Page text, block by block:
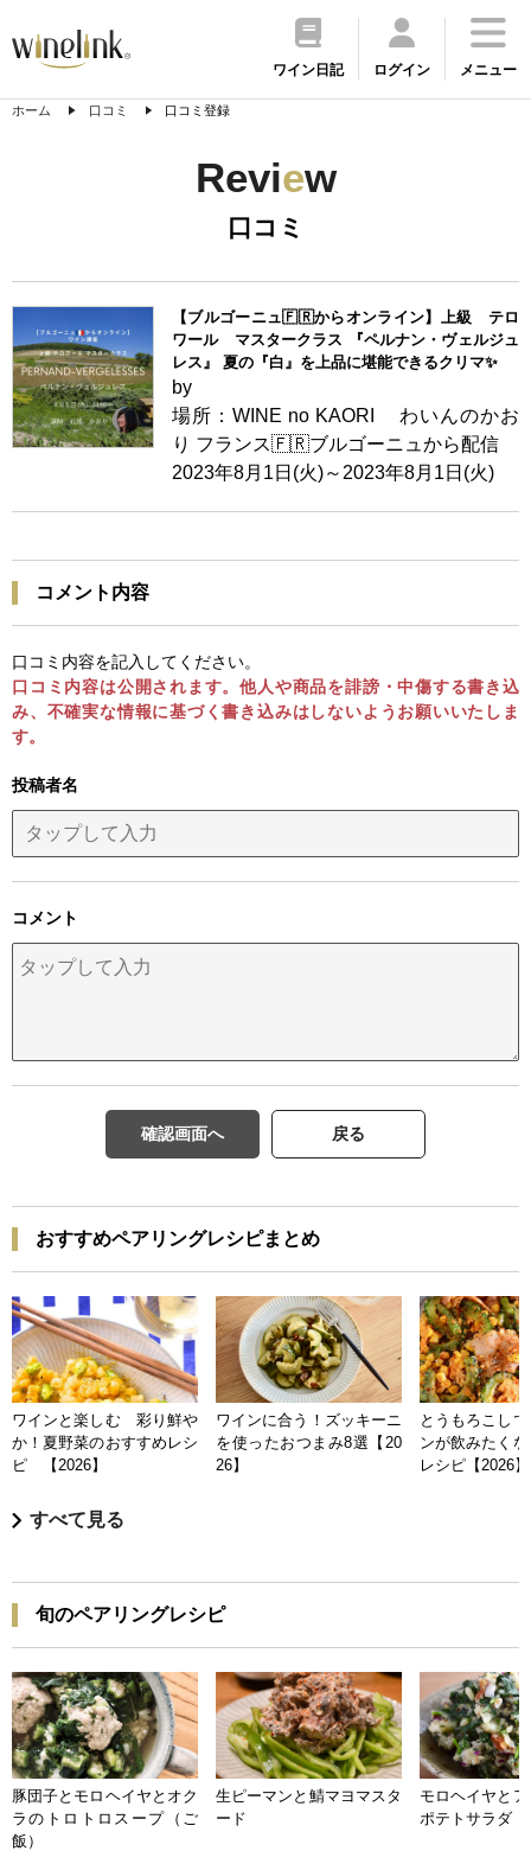
ワイン日記 ログイン メニュー
ホーム 口コミ 口コミ登録
Review
口コミ
【ブルゴーニュ🇫🇷からオンライン】上級 テロ
ワール マスタークラス 『ペルナン・ヴェルジュ
レス』 夏の『白』を上品に堪能できるクリマ✨
by
場所：WINE no KAORI わいんのかお
り フランス🇫🇷ブルゴーニュから配信
2023年8月1日(火)～2023年8月1日(火)
コメント内容
口コミ内容を記入してください。
口コミ内容は公開されます。他人や商品を誹謗・中傷する書き込
み、不確実な情報に基づく書き込みはしないようお願いいたしま
す。
投稿者名
コメント
確認画面へ 戻る
おすすめペアリングレシピまとめ
ワインと楽しむ 彩り鮮や
か！夏野菜のおすすめレシ
ピ 【2026】
ワインに合う！ズッキーニ
を使ったおつまみ8選【20
26】
とうもろこし
ンが飲みたく
レシピ【2026】
すべて見る
旬のペアリングレシピ
豚団子とモロヘイヤとオク
ラのトロトロスープ（ご
飯）
生ピーマンと鯖マヨマスタ
ード
モロヘイヤと
ポテトサラダ